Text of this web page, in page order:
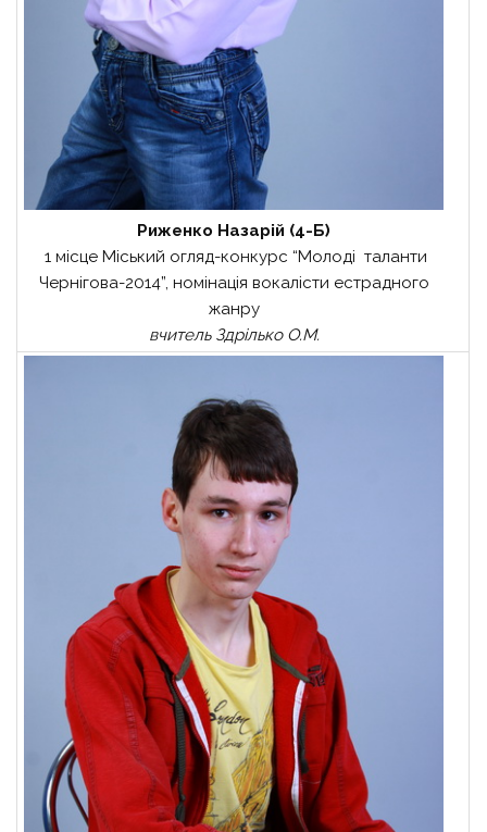
Риженко Назарій (4-Б)
1 місце Міський огляд-конкурс “Молоді таланти
Чернігова-2014”, номінація вокалісти естрадного
жанру
вчитель Здрілько О.М.